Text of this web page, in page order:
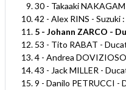
30 - Takaaki
42 - Alex RINS - Suzuki
5 - Johann ZARCO -
53 - Tito RABAT -
4 - Andrea
43 - Jack MILLER -
9 - Danilo PETRUCCI -